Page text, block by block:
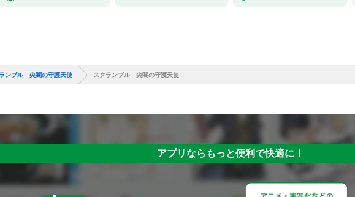
ンブル 尖閣の守護天使 スクランブル 尖閣の守護天使
アプリならもっと便利で快適に！